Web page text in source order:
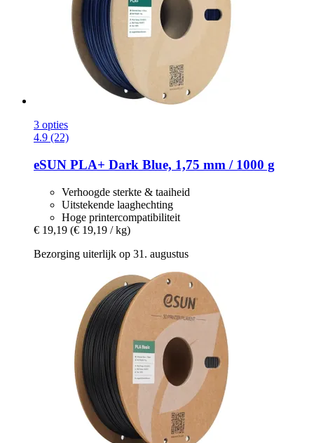
3 opties
4.9 (22)
eSUN PLA+ Dark Blue, 1,75 mm / 1000 g
Verhoogde sterkte & taaiheid
Uitstekende laaghechting
Hoge printercompatibiliteit
€ 19,19 (€ 19,19 / kg)
Bezorging uiterlijk op 31. augustus